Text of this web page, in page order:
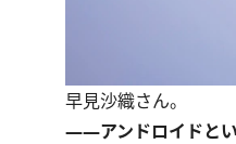
早見沙織さん。
――アンドロイドとい